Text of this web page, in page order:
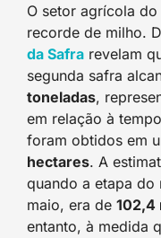
O setor agrícola
recorde de milho.
da Safra revelam
segunda safra
toneladas,
em relação à
foram obtidos em
hectares. A
quando a etapa
maio, era de 102,4
entanto, à medida